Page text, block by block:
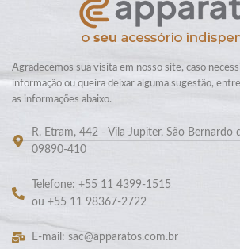
Agradecemos sua visita em nosso site, caso
informação ou queira deixar alguma sugestão,
as informações abaixo.
R. Etram, 442 - Vila Jupiter, São Bernardo
09890-410
Telefone: +55 11 4399-1515
ou +55 11 98367-2722
E-mail: sac@apparatos.com.br